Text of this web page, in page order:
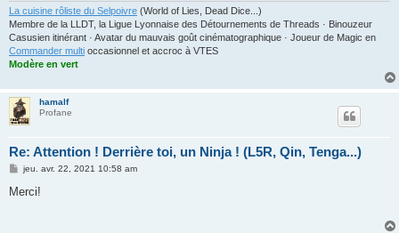
La cuisine rôliste du Selpoivre (World of Lies, Dead Dice...)
Membre de la LLDT, la Ligue Lyonnaise des Détournements de Threads · Binouzeur
Casusien itinérant · Avatar du mauvais goût cinématographique · Joueur de Magic en
Commander multi occasionnel et accroc à VTES
Modère en vert
hamalf
Profane
Re: Attention ! Derrière toi, un Ninja ! (L5R, Qin, Tenga...)
M
s
jeu. avr. 22, 2021 10:58 am
Merci!